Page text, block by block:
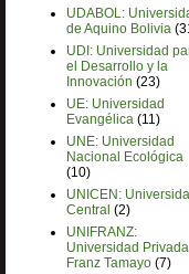
UDABOL:
de Aquino Bolivia
UDI: Universidad
el Desarrollo y la
Innovación (23)
UE: Universidad
Evangélica (11)
UNE: Universidad
Nacional Ecológica
(10)
UNICEN:
Central (2)
UNIFRANZ:
Universidad Privada
Franz Tamayo (7)